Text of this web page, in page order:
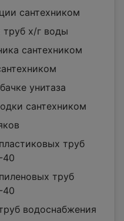
сантехником
х/г воды
сантехником
унитаза
сантехником
труб
40
труб
40
водоснабжения